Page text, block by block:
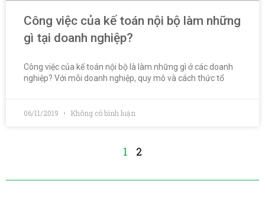
Công việc của kế toán nội bộ làm những
gì tại doanh nghiệp?
Công việc của kế toán nội bộ là làm những gì ở các doanh
nghiệp? Với mỗi doanh nghiệp, quy mô và cách thức tổ
06/11/2019 Không có bình luận
1 2